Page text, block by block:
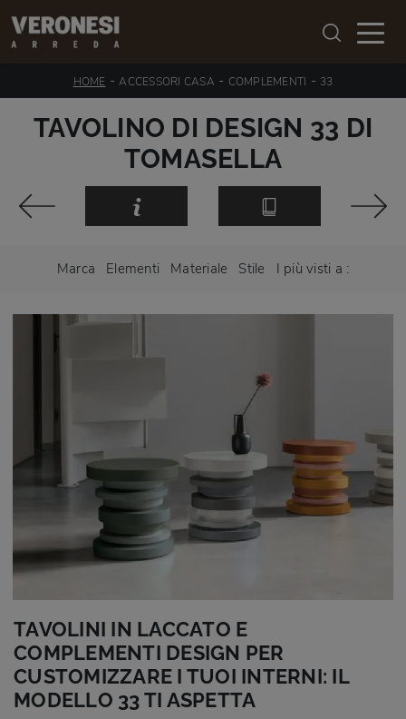
HOME -ACCESSORI CASA - COMPLEMENTI - 33
TAVOLINO DI DESIGN 33 DI
TOMASELLA
Marca Elementi Materiale Stile I più visti a :
TAVOLINI IN LACCATO E
COMPLEMENTI DESIGN PER
CUSTOMIZZARE I TUOI INTERNI: IL
MODELLO 33 TI ASPETTA